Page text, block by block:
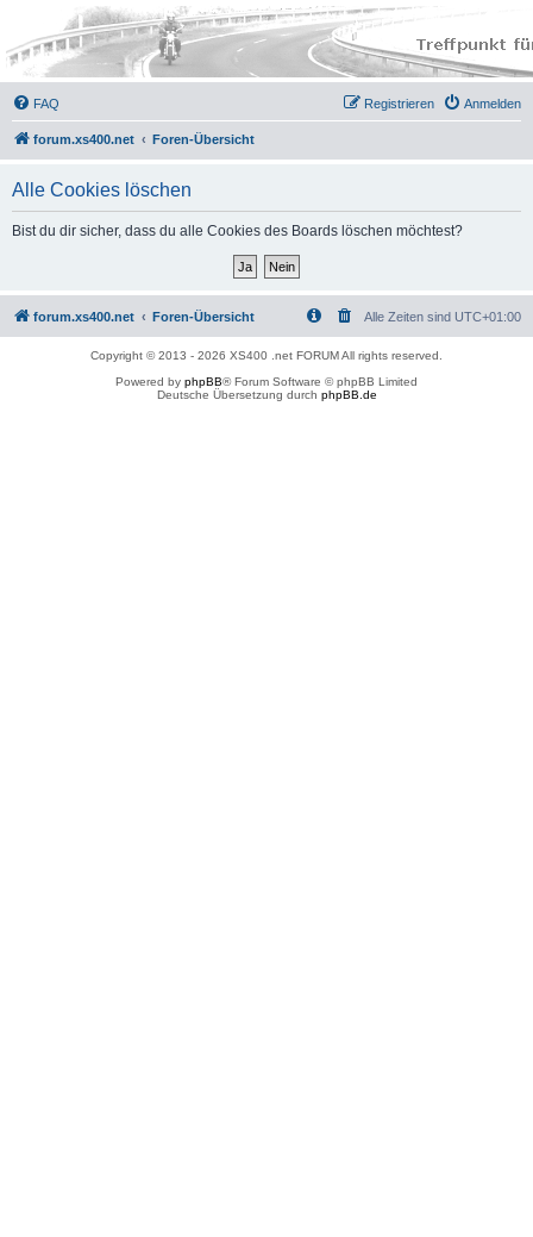
FAQ Anmelden
Registrieren
forum.xs400.net Foren-Übersicht
Alle Cookies löschen
Bist du dir sicher, dass du alle Cookies des Boards löschen möchtest?
forum.xs400.net Foren-Übersicht Alle Zeiten sind UTC+01:00
Copyright © 2013 - 2026 XS400 .net FORUM All rights reserved.
Powered by phpBB® Forum Software © phpBB Limited
Deutsche Übersetzung durch phpBB.de